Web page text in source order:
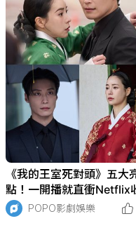
《我的王室死對頭》五大
點！一開播就直衝Netflix
冠軍，林智妍「朝鮮妖女
越現代與許楠儁組成「瘋
POPO影劇娛樂